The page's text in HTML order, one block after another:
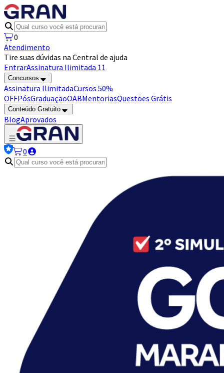
0
Atendimento
Tire suas dúvidas na Central de ajuda
EntrarAssinatura Ilimitada 11
Concursos
Assinatura IlimitadaCursos 50%
OFFPósGraduaçãoOABMentoriasQuestões Grátis
Conteúdo Gratuito
BlogAprovados
0